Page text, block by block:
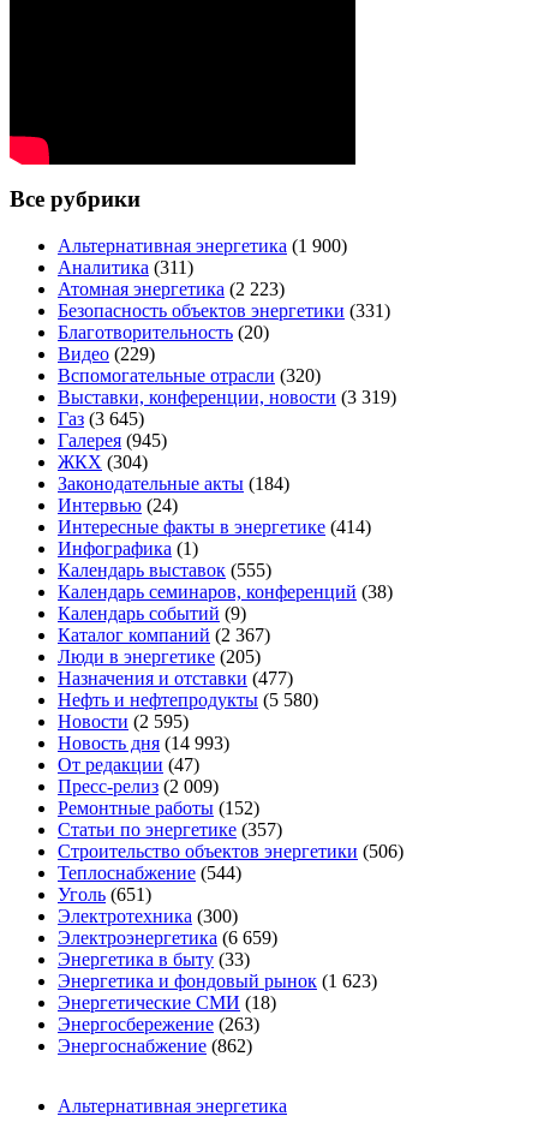
Все рубрики
Альтернативная энергетика (1 900)
Аналитика (311)
Атомная энергетика (2 223)
Безопасность объектов энергетики (331)
Благотворительность (20)
Видео (229)
Вспомогательные отрасли (320)
Выставки, конференции, новости (3 319)
Газ (3 645)
Галерея (945)
ЖКХ (304)
Законодательные акты (184)
Интервью (24)
Интересные факты в энергетике (414)
Инфографика (1)
Календарь выставок (555)
Календарь семинаров, конференций (38)
Календарь событий (9)
Каталог компаний (2 367)
Люди в энергетике (205)
Назначения и отставки (477)
Нефть и нефтепродукты (5 580)
Новости (2 595)
Новость дня (14 993)
От редакции (47)
Пресс-релиз (2 009)
Ремонтные работы (152)
Статьи по энергетике (357)
Строительство объектов энергетики (506)
Теплоснабжение (544)
Уголь (651)
Электротехника (300)
Электроэнергетика (6 659)
Энергетика в быту (33)
Энергетика и фондовый рынок (1 623)
Энергетические СМИ (18)
Энергосбережение (263)
Энергоснабжение (862)
Альтернативная энергетика